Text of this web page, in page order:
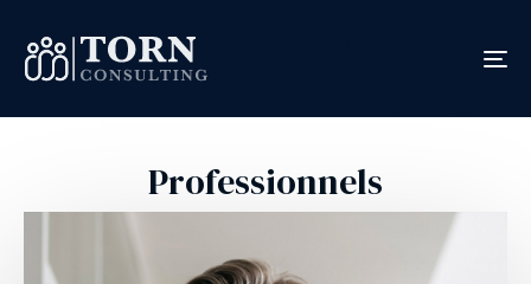
Professionnels